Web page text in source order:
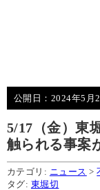
公開日： 2024年5月
5/17（金）東
触られる事案
カテゴリ: ニュース >
タグ: 東堀切